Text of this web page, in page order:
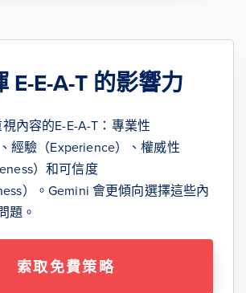
E-E-A-T 的影響力
內容的E-E-A-T：專業性
經驗（Experience）、權威性
）和可信度
）。Gemini 會更傾向選擇這些內
題。
索取免費策略